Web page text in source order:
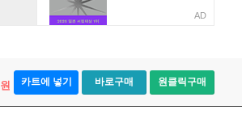
AD
원 카트에 넣기 바로구매 원클릭구매